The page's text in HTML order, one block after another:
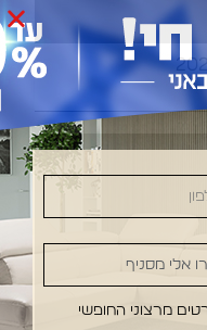
מרצוני החופשי